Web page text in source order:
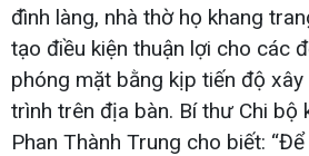
đình làng, nhà thờ họ khang
tạo điều kiện thuận lợi cho các
phóng mặt bằng kịp tiến độ
trình trên địa bàn. Bí thư Chi bộ
Phan Thành Trung cho biết: